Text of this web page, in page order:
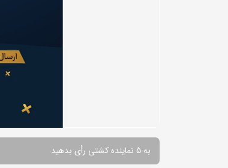
به 5 نماینده کشتی رأی بدهید